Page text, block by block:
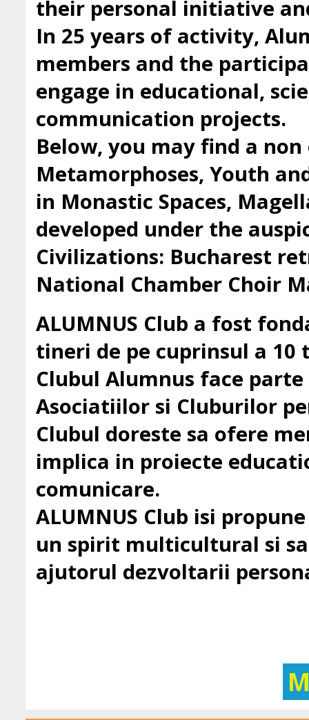
their personal initiative
In 25 years of activity,
members and the
engage in educational,
communication projects.
Below, you may find a
Metamorphoses, Youth
in Monastic Spaces,
developed under the
Civilizations: Bucharest
National Chamber Choir
ALUMNUS Club a fost
tineri de pe cuprinsul a 10
Clubul Alumnus face
Asociatiilor si Cluburilor
Clubul doreste sa ofere
implica in proiecte
comunicare.
ALUMNUS Club isi
un spirit multicultural si
ajutorul dezvoltarii